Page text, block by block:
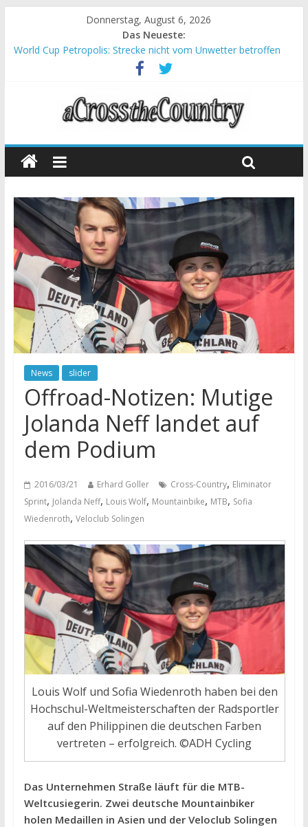
Donnerstag, August 6, 2026
Das Neueste:
World Cup Petropolis: Strecke nicht vom Unwetter betroffen
Krumbach und Obergessertshausen: Mountainbike-Bundesliga
Supercup Massi Banyoles: Siege für Carod und Richards
Halbzeit beim Andalucia Bike Race: Weltmeister Seewald führt
Chelva: Schweizer Doppelsieg beim ersten XCO-Rennen der
News slider
Offroad-Notizen: Mutige
Jolanda Neff landet auf
dem Podium
2016/03/21 Erhard Goller Cross-Country, Eliminator
Sprint, Jolanda Neff, Louis Wolf, Mountainbike, MTB, Sofia
Wiedenroth, Veloclub Solingen
Louis Wolf und Sofia Wiedenroth haben bei den
Hochschul-Weltmeisterschaften der Radsportler
auf den Philippinen die deutschen Farben
vertreten – erfolgreich. ©ADH Cycling
Das Unternehmen Straße läuft für die MTB-
Weltcusiegerin. Zwei deutsche Mountainbiker
holen Medaillen in Asien und der Veloclub Solingen